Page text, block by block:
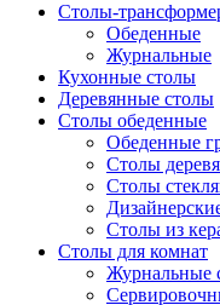
Столы-
Обеденные
Журнальные
Кухонные столы
Деревянные столы
Столы обеденные
Обеденные
Столы
Столы
Столы из
Столы для комнат
Журнальные